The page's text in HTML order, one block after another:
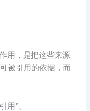
用，是把这些来源
被引用的依据，而
用”。